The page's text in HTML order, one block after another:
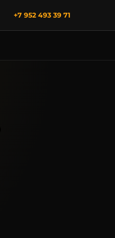
+7 952 493 39 71